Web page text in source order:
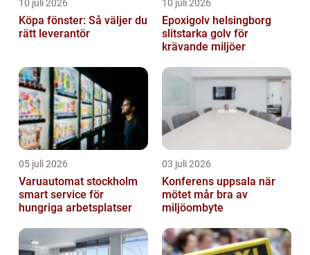
10 juli 2026
Köpa fönster: Så väljer du
rätt leverantör
10 juli 2026
Epoxigolv helsingborg
slitstarka golv för
krävande miljöer
05 juli 2026
Varuautomat stockholm
smart service för
hungriga arbetsplatser
03 juli 2026
Konferens uppsala när
mötet mår bra av
miljöombyte